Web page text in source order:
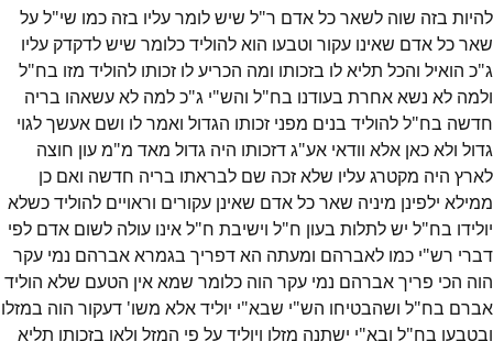
להיות בזה שוה לשאר כל אדם ר"ל שיש לומר עליו בזה כמו שי"ל על
שאר כל אדם שאינו עקור וטבעו הוא להוליד כלומר שיש לדקדק עליו
ג"כ הואיל והכל תליא לו בזכותו ומה הכריע לו זכותו להוליד מזו בח"ל
ולמה לא נשא אחרת בעודנו בח"ל והש"י ג"כ למה לא עשאהו בריה
חדשה בח"ל להוליד בנים מפני זכותו הגדול ואמר לו ושם אעשך לגוי
גדול ולא כאן אלא וודאי אע"ג דזכותו היה גדול מאד מ"מ עון חוצה
לארץ היה מקטרג עליו שלא זכה שם לבראתו בריה חדשה ואם כן
ממילא ילפינן מיניה שאר כל אדם שאינן עקורים וראויים להוליד כשלא
יולידו בח"ל יש לתלות בעון ח"ל וישיבת ח"ל אינו עולה לשום אדם לפי
דברי רש"י כמו לאברהם ומעתה הא דפריך בגמרא אברהם נמי עקר
הוה הכי פריך אברהם נמי עקר הוה כלומר שמא אין הטעם שלא הוליד
אברם בח"ל ושהבטיחו הש"י שבא"י יוליד אלא משו' דעקור הוה במזלו
ובטבעו בח"ל ובא"י ישתנה מזלו ויוליד על פי המזל ולאו בזכותו תליא